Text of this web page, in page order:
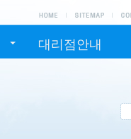
대리점안내